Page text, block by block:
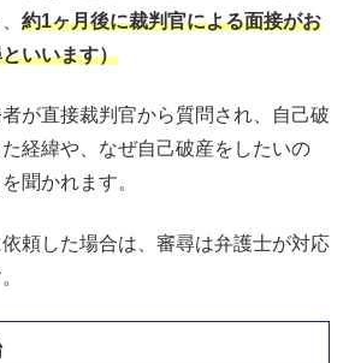
約1ヶ月後に裁判官による面接がお
いいます）
が直接裁判官から質問され、自己破
経緯や、なぜ自己破産をしたいの
聞かれます。
頼した場合は、審尋は弁護士が対応